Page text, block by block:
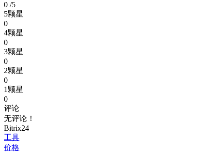
0 /5
5颗星
0
4颗星
0
3颗星
0
2颗星
0
1颗星
0
评论
无评论！
Bitrix24
工具
价格